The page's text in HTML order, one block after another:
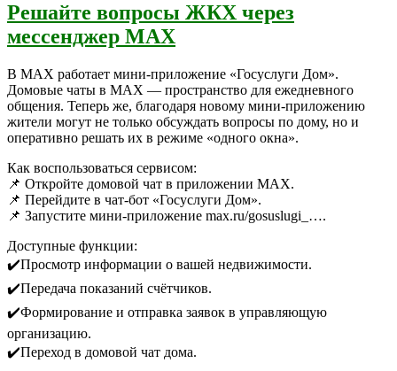
Решайте вопросы ЖКХ через
мессенджер MAX
В MAX работает мини-приложение «Госуслуги Дом».
Домовые чаты в MAX — пространство для ежедневного
общения. Теперь же, благодаря новому мини-приложению
жители могут не только обсуждать вопросы по дому, но и
оперативно решать их в режиме «одного окна».
Как воспользоваться сервисом:
📌 Откройте домовой чат в приложении МАХ.
📌 Перейдите в чат-бот «Госуслуги Дом».
📌 Запустите мини-приложение max.ru/gosuslugi_….
Доступные функции:
✔️Просмотр информации о вашей недвижимости.
✔️Передача показаний счётчиков.
✔️Формирование и отправка заявок в управляющую
организацию.
✔️Переход в домовой чат дома.